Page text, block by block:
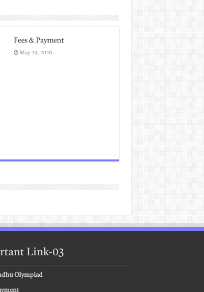
Fees & Payment
May 29, 2026
Link-03
Olympiad